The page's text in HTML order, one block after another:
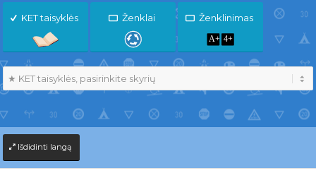
KET taisyklės Ženklai Ženklinimas
Išdidinti langą